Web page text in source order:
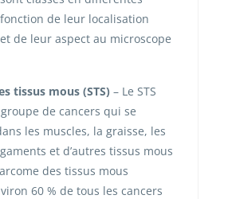
de leur localisation
de leur aspect au microscope
tissus mous (STS) – Le STS
de cancers qui se
les muscles, la graisse, les
et d’autres tissus mous
des tissus mous
60 % de tous les cancers